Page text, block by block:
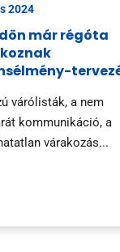
2024
már régóta
várólisták, a nem
kommunikáció, a
várakozás...